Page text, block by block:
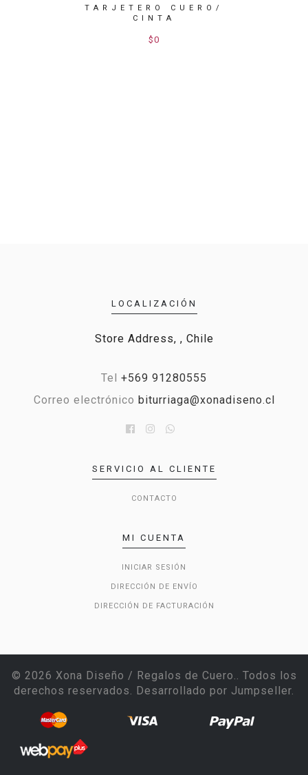
TARJETERO CUERO/
CINTA
$0
LOCALIZACIÓN
Store Address, , Chile
Tel +569 91280555
Correo electrónico biturriaga@xonadiseno.cl
SERVICIO AL CLIENTE
CONTACTO
MI CUENTA
INICIAR SESIÓN
DIRECCIÓN DE ENVÍO
DIRECCIÓN DE FACTURACIÓN
© 2026 Xona Diseño / Regalos de Cuero.. Todos los
derechos reservados. Desarrollado por Jumpseller.